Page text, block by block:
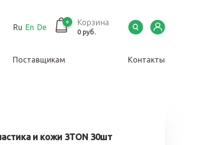
Ru En De
0 Корзина
0 руб.
Поставщикам Контакты
и кожи 3TON 30шт